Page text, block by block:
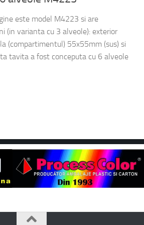
este model M4223 si are
(in varianta cu 3 alveole): exterior
(compartimentul) 55x55mm (sus) si
tavita a fost conceputa cu 6 alveole